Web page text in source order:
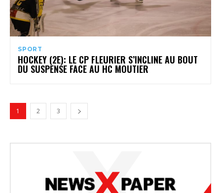
SPORT
HOCKEY (2E): LE CP FLEURIER S’INCLINE AU BOUT
DU SUSPENSE FACE AU HC MOUTIER
1 2 3